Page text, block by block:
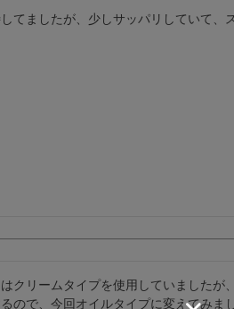
てましたが、少しサッパリしていて
クリームタイプを使用していましたが
ので、今回オイルタイプに変えてみまし